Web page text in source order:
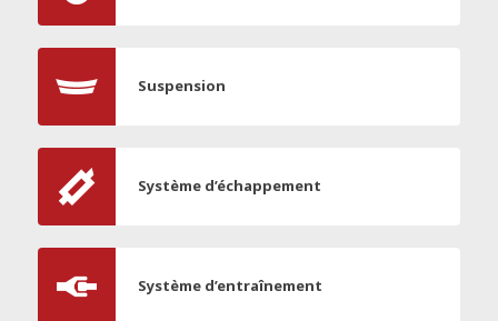
Suspension
Système d’échappement
Système d’entraînement